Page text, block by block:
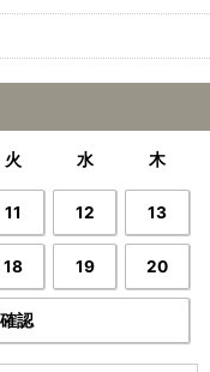
火 水 木
11 12 13
18 19 20
認